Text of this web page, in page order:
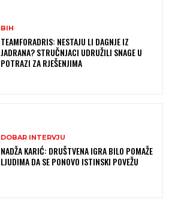
BIH
TEAMFORADRIS: NESTAJU LI DAGNJE IZ
JADRANA? STRUČNJACI UDRUŽILI SNAGE U
POTRAZI ZA RJEŠENJIMA
DOBAR INTERVJU
NADŽA KARIĆ: DRUŠTVENA IGRA BILO POMAŽE
LJUDIMA DA SE PONOVO ISTINSKI POVEŽU